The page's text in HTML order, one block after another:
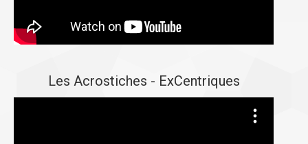
Les Acrostiches - ExCentriques